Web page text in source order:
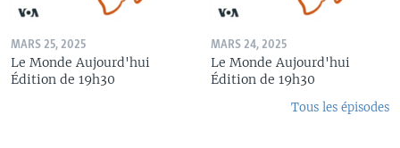
MARS 25, 2025
Le Monde Aujourd'hui
Édition de 19h30
MARS 24, 2025
Le Monde Aujourd'hui
Édition de 19h30
Tous les épisodes